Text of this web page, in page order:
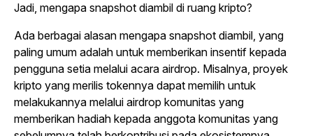
Jadi, mengapa snapshot diambil di ruang kripto?
Ada berbagai alasan mengapa snapshot diambil, yang
paling umum adalah untuk memberikan insentif kepada
pengguna setia melalui acara airdrop. Misalnya, proyek
kripto yang merilis tokennya dapat memilih untuk
melakukannya melalui airdrop komunitas yang
memberikan hadiah kepada anggota komunitas yang